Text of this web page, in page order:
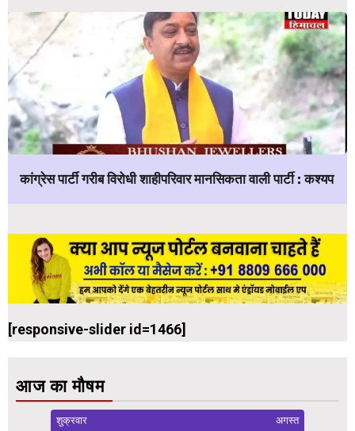
कांग्रेस पार्टी गरीब विरोधी शाहीपरिवार मानसिकता वाली पार्टी : कश्यप
[responsive-slider id=1466]
आज का मौषम
शुक्रवार अगस्त